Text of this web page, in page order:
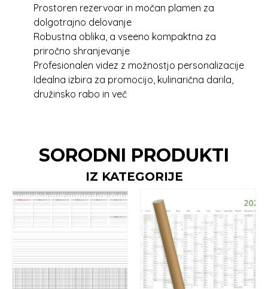
Prostoren rezervoar in močan plamen za
dolgotrajno delovanje
Robustna oblika, a vseeno kompaktna za
priročno shranjevanje
Profesionalen videz z možnostjo personalizacije
Idealna izbira za promocijo, kulinarična darila,
družinsko rabo in več
SORODNI PRODUKTI
IZ KATEGORIJE